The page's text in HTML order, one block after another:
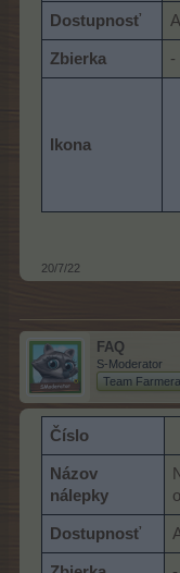
Dostupnosť
Zbierka -
Ikona
20/7/22
FAQ
S-Moderator
Team
Číslo
Názov
nálepky
Dostupnosť